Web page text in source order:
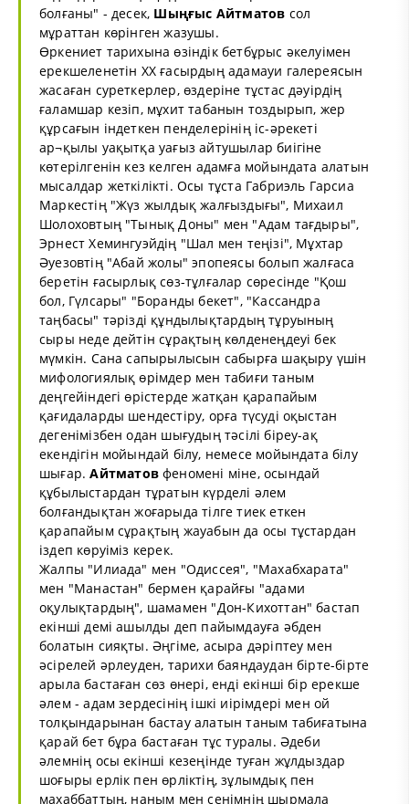
болғаны" - десек, Шыңғыс Айтматов сол
мұраттан көрінген жазушы.
Өркениет тарихына өзіндік бетбұрыс әкелуімен
ерекшеленетін ХХ ғасырдың адамауи галереясын
жасаған суреткерлер, өздеріне тұстас дәуірдің
ғаламшар кезіп, мұхит табанын тоздырып, жер
құрсағын індеткен пенделерінің іс-әрекеті
ар¬қылы уақытқа уағыз айтушылар биігіне
көтерілгенін кез келген адамға мойындата алатын
мысалдар жеткілікті. Осы тұста Габриэль Гарсиа
Маркестің "Жүз жылдық жалғыздығы", Михаил
Шолоховтың "Тынық Доны" мен "Адам тағдыры",
Эрнест Хемингуэйдің "Шал мен теңізі", Мұхтар
Әуезовтің "Абай жолы" эпопеясы болып жалғаса
беретін ғасырлық сөз-тұлғалар сөресінде "Қош
бол, Гүлсары" "Боранды бекет", "Кассандра
таңбасы" тәрізді құндылықтардың тұруының
сыры неде дейтін сұрақтың көлденеңдеуі бек
мүмкін. Сана сапырылысын сабырға шақыру үшін
мифологиялық өрімдер мен табиғи таным
деңгейіндегі өрістерде жатқан қарапайым
қағидаларды шендестіру, орға түсуді оқыстан
дегенімізбен одан шығудың тәсілі біреу-ақ
екендігін мойындай білу, немесе мойындата білу
шығар.Айтматовфеномені міне, осындай
құбылыстардан тұратын күрделі әлем
болғандықтан жоғарыда тілге тиек еткен
қарапайым сұрақтың жауабын да осы тұстардан
іздеп көруіміз керек.
Жалпы "Илиада" мен "Одиссея", "Махабхарата"
мен "Манастан" бермен қарайғы "адами
оқулықтардың", шамамен "Дон-Кихоттан" бастап
екінші демі ашылды деп пайымдауға әбден
болатын сияқты. Әңгіме, асыра дәріптеу мен
әсірелей әрлеуден, тарихи баяндаудан бірте-бірте
арыла бастаған сөз өнері, енді екінші бір ерекше
әлем - адам зердесінің ішкі иірімдері мен ой
толқындарынан бастау алатын таным табиғатына
қарай бет бұра бастаған тұс туралы. Әдеби
әлемнің осы екінші кезеңінде туған жұлдыздар
шоғыры ерлік пен өрліктің, зұлымдық пен
махаббаттың, наным мен сенімнің шырмала